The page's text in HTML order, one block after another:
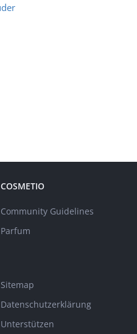
COSMETIO
Community Guidelines
Parfum
Sitemap
Datenschutzerklärung
Unterstützen